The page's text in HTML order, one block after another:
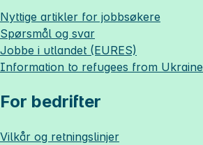
Nyttige artikler for jobbsøkere
Spørsmål og svar
Jobbe i utlandet (EURES)
Information to refugees from Ukraine
For bedrifter
Vilkår og retningslinjer